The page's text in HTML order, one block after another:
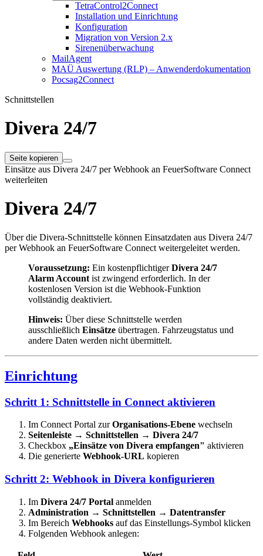
TetraControl2Connect
Installation und Einrichtung
Konfiguration
Migration von Version 2.x
Sirenenüberwachung
MailAgent
MAÜ Auswertung (RLP) – Anwenderdokumentation
Pocsag2Connect
Schnittstellen
Divera 24/7
Seite kopieren
Einsätze aus Divera 24/7 per Webhook an FeuerSoftware Connect
weiterleiten
Divera 24/7
Über die Divera-Schnittstelle können Einsatzdaten aus Divera 24/7
per Webhook an FeuerSoftware Connect weitergeleitet werden.
Voraussetzung: Ein kostenpflichtigerDivera 24/7
Alarm Account ist zwingend erforderlich. In der
kostenlosen Version ist die Webhook-Funktion
vollständig deaktiviert.
Hinweis: Über diese Schnittstelle werden
ausschließlich Einsätze übertragen. Fahrzeugstatus und
andere Daten werden nicht übermittelt.
Einrichtung
Schritt 1: Schnittstelle in Connect aktivieren
Im Connect Portal zurOrganisations-Ebene wechseln
Seitenleiste → Schnittstellen → Divera 24/7
Checkbox „Einsätze von Divera empfangen" aktivieren
Die generierte Webhook-URL kopieren
Schritt 2: Webhook in Divera konfigurieren
Im Divera 24/7 Portal anmelden
Administration → Schnittstellen → Datentransfer
Im Bereich Webhooks auf das Einstellungs-Symbol klicken
Folgenden Webhook anlegen: